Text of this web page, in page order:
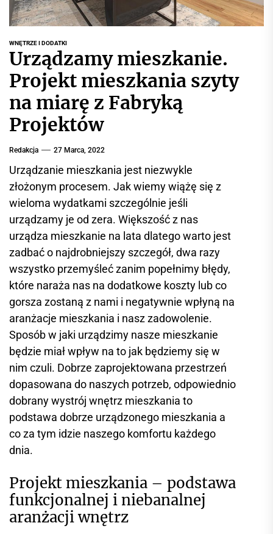
r
w
i
n
f
o
c
y
j
n
y
WNĘTRZE I DODATKI
Urządzamy mieszkanie.
Projekt mieszkania szyty
na miarę z Fabryką
Projektów
Redakcja 27 Marca, 2022
Urządzanie mieszkania jest niezwykle
złożonym procesem. Jak wiemy wiążę się z
wieloma wydatkami szczególnie jeśli
urządzamy je od zera. Większość z nas
urządza mieszkanie na lata dlatego warto jest
zadbać o najdrobniejszy szczegół, dwa razy
wszystko przemyśleć zanim popełnimy błędy,
które naraża nas na dodatkowe koszty lub co
gorsza zostaną z nami i negatywnie wpłyną na
aranżacje mieszkania i nasz zadowolenie.
Sposób w jaki urządzimy nasze mieszkanie
będzie miał wpływ na to jak będziemy się w
nim czuli. Dobrze zaprojektowana przestrzeń
dopasowana do naszych potrzeb, odpowiednio
dobrany wystrój wnętrz mieszkania to
podstawa dobrze urządzonego mieszkania a
co za tym idzie naszego komfortu każdego
dnia.
Projekt mieszkania – podstawa
funkcjonalnej i niebanalnej
aranżacji wnętrz